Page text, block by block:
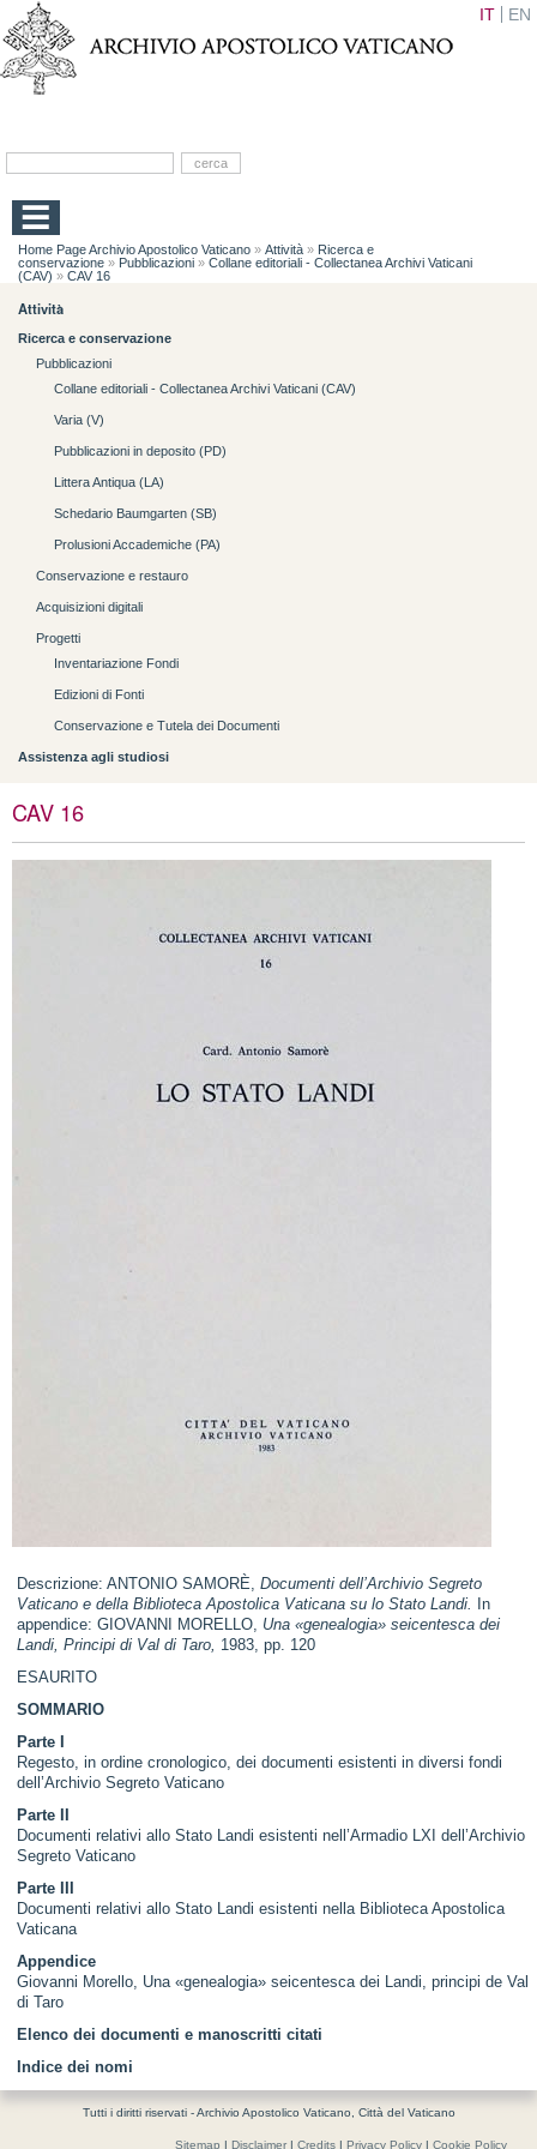
IT EN
Home Page Archivio Apostolico Vaticano » Attività » Ricerca e
conservazione » Pubblicazioni » Collane editoriali - Collectanea Archivi Vaticani
(CAV) » CAV 16
Attività
Ricerca e conservazione
Pubblicazioni
Collane editoriali - Collectanea Archivi Vaticani (CAV)
Varia (V)
Pubblicazioni in deposito (PD)
Littera Antiqua (LA)
Schedario Baumgarten (SB)
Prolusioni Accademiche (PA)
Conservazione e restauro
Acquisizioni digitali
Progetti
Inventariazione Fondi
Edizioni di Fonti
Conservazione e Tutela dei Documenti
Assistenza agli studiosi
CAV 16
Descrizione: ANTONIO SAMORÈ,Documenti dell’Archivio Segreto
Vaticano e della Biblioteca Apostolica Vaticana su lo Stato Landi.
In
appendice: GIOVANNI MORELLO, Una «genealogia» seicentesca dei
Landi, Principi di Val di Taro, 1983, pp. 120
ESAURITO
SOMMARIO
Parte I
Regesto, in ordine cronologico, dei documenti esistenti in diversi fondi
dell’Archivio Segreto Vaticano
Parte II
Documenti relativi allo Stato Landi esistenti nell’Armadio LXI dell’Archivio
Segreto Vaticano
Parte III
Documenti relativi allo Stato Landi esistenti nella Biblioteca Apostolica
Vaticana
Appendice
Giovanni Morello, Una «genealogia» seicentesca dei Landi, principi de Val
di Taro
Elenco dei documenti e manoscritti citati
Indice dei nomi
Tutti i diritti riservati - Archivio Apostolico Vaticano, Città del Vaticano
Sitemap Disclaimer Credits Privacy Policy Cookie Policy